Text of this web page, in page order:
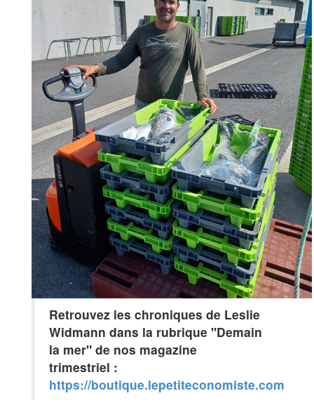
Retrouvez les chroniques de Leslie
Widmann dans la rubrique "Demain
la mer" de nos magazine
trimestriel :
https://boutique.lepetiteconomiste.com